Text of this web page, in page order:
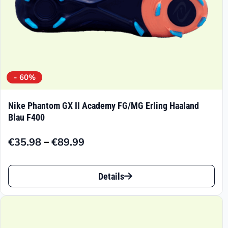
gewählt
werden
- 60%
Nike Phantom GX II Academy FG/MG Erling Haaland
Blau F400
€35.98–€89.99
Preisspanne:
€35.98
€89.99
Dieses
Produkt
Details